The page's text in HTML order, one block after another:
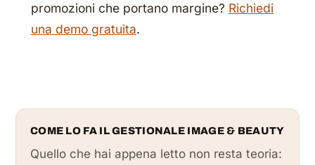
promozioni che portano margine? Richiedi
una demo gratuita.
COME LO FA IL GESTIONALE IMAGE & BEAUTY
Quello che hai appena letto non resta teoria: